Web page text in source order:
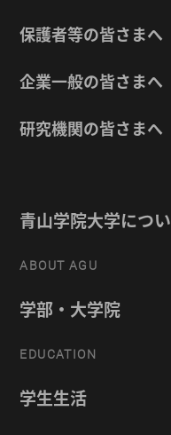
保護者等の皆さまへ
企業一般の皆さまへ
研究機関の皆さまへ
青山学院大学につ
ABOUT AGU
学部・大学院
EDUCATION
学生生活